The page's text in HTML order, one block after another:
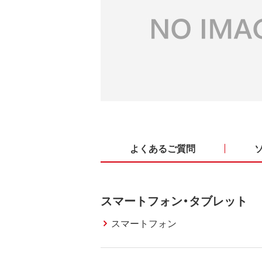
よくあるご質問
スマートフォン・タブレット
スマートフォン